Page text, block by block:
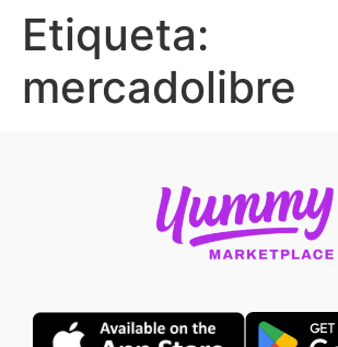
Etiqueta:
mercadolibre